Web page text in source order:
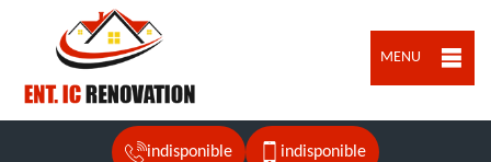
MENU
indisponible indisponible